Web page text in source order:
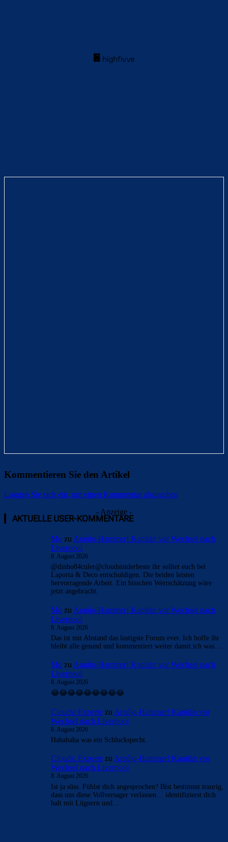
Kommentieren Sie den Artikel
Loggen Sie sich ein, um einen Kommentar abzugeben
- Anzeige -
AKTUELLE USER-KOMMENTARE
Mo zu Araújo-Hammer! Kapitän vor Wechsel nach
Liverpool
8. August 2026
@dinho84culer@cloudsistderbeste ihr solltet euch bei
Laporta & Deco entschuldigen. Die beiden leisten
hervorragende Arbeit. Ein bisschen Wertschätzung wäre
jetzt angebracht.
Mo zu Araújo-Hammer! Kapitän vor Wechsel nach
Liverpool
8. August 2026
Das ist mit Abstand das lustigste Forum ever. Ich hoffe ihr
bleibt alle gesund und kommentiert weiter damit ich was…
Mo zu Araújo-Hammer! Kapitän vor Wechsel nach
Liverpool
8. August 2026
😂😂😂😂😂😂😂😂😂
Clouds: Experte zu Araújo-Hammer! Kapitän vor
Wechsel nach Liverpool
8. August 2026
Hahahaha was ein Schluckspecht.
Clouds: Experte zuAraújo-Hammer! Kapitän vor
Wechsel nach Liverpool
8. August 2026
Ist ja süss. Fühlst dich angesprochen? Bist bestimmt traurig,
dass uns diese Vollversager verlassen… identifizierst dich
halt mit Lügnern und…